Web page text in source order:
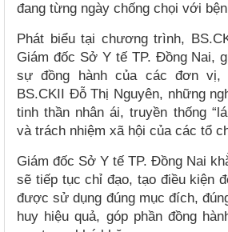
đang từng ngày chống chọi với
Phát biểu tại chương trình,
Giám đốc Sở Y tế TP. Đồng Nai,
sự đồng hành của các đơn vị,
BS.CKII Đỗ Thị Nguyên, những
tinh thần nhân ái, truyền thống
và trách nhiệm xã hội của các tổ
Giám đốc Sở Y tế TP. Đồng Nai
sẽ tiếp tục chỉ đạo, tạo điều kiện
được sử dụng đúng mục đích,
huy hiệu quả, góp phần đồng